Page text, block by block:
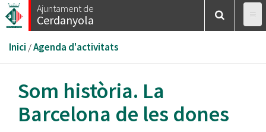
Vés
al
Ajuntament de
Cerdanyola
Esteu
aquí
Inici /Agenda d'activitats
Som història. La
Barcelona de les dones